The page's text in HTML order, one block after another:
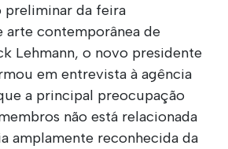
preliminar da feira
arte contemporânea de
Lehmann, o novo presidente
em entrevista à agência
a principal preocupação
não está relacionada
amplamente reconhecida da